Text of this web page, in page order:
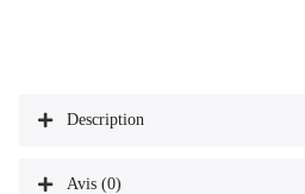
Description
Avis (0)